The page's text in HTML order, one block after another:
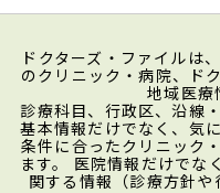
ドクターズ・ファイルは
のクリニック・病院、ド
地域医療
診療科目、行政区、沿線
基本情報だけでなく、気
条件に合ったクリニック
ます。 医院情報だけでな
関する情報（診療方針や